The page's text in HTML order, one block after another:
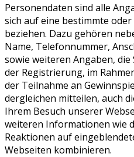
Personendaten sind alle
sich auf eine bestimmte
beziehen. Dazu gehören
Name, Telefonnummer,
sowie weiteren Angaben, die
der Registrierung, im
der Teilnahme an
dergleichen mitteilen, auch
Ihrem Besuch unserer
weiteren Informationen wie
Reaktionen auf
Webseiten kombinieren.